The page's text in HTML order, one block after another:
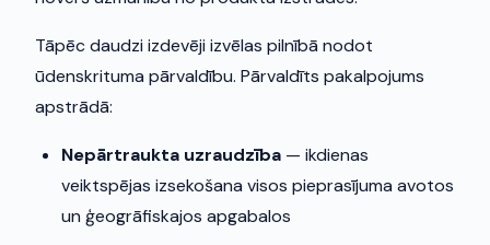
Tāpēc daudzi izdevēji izvēlas pilnībā nodot
ūdenskrituma pārvaldību. Pārvaldīts pakalpojums
apstrādā:
Nepārtraukta uzraudzība — ikdienas
veiktspējas izsekošana visos pieprasījuma avotos
un ģeogrāfiskajos apgabalos